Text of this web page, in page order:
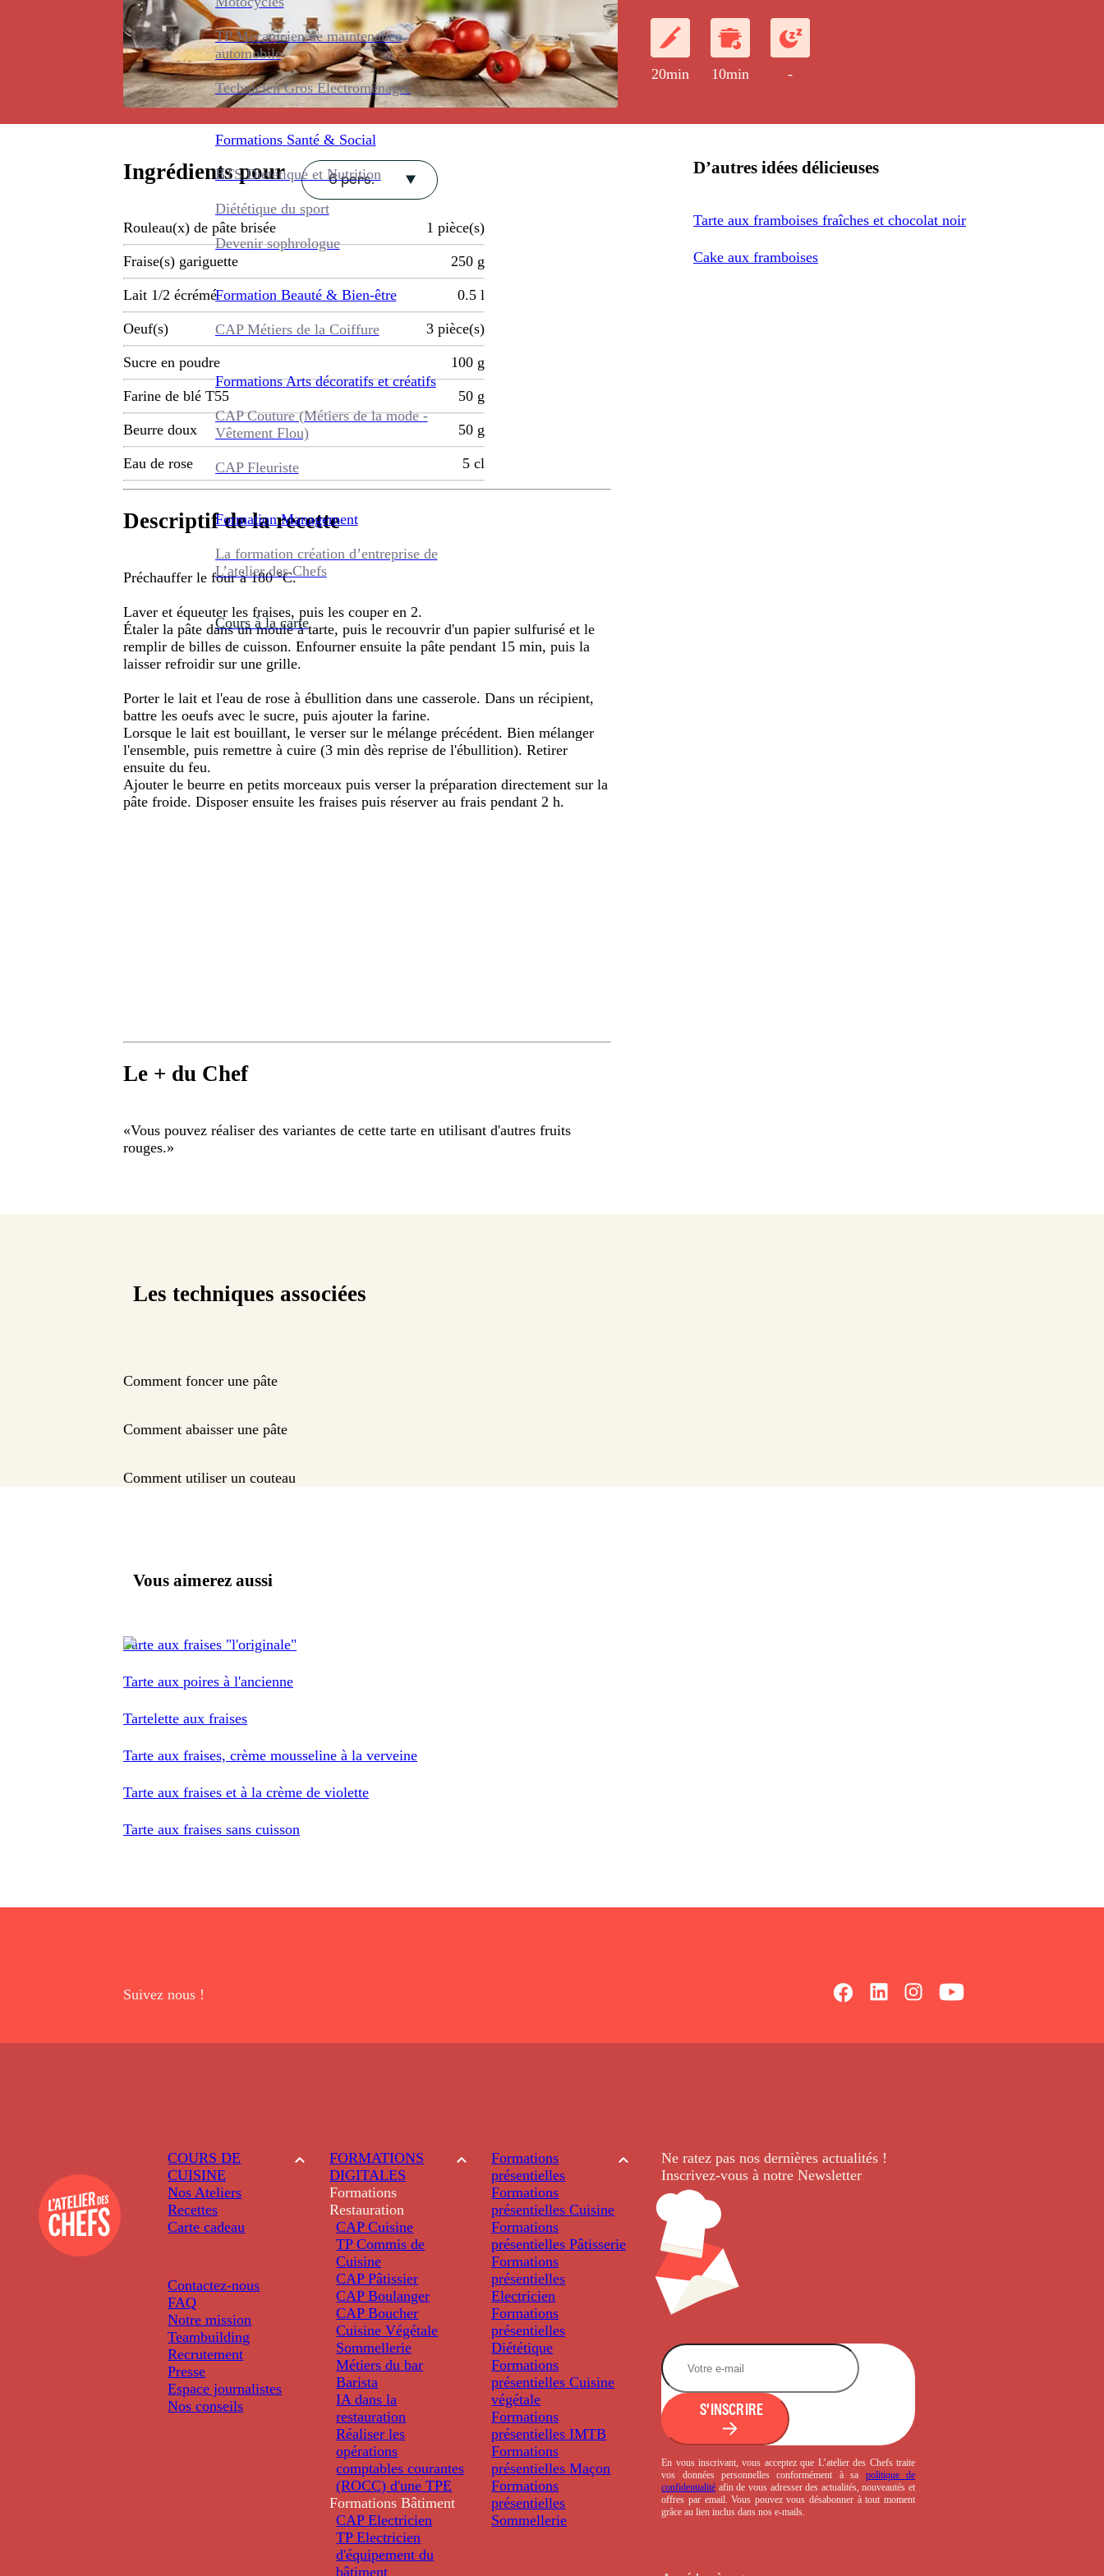
TP Mécanicien de maintenance
automobile
Technicien Gros Électroménager
Formations Santé & Social
BTS Diététique et Nutrition
Diététique du sport
Devenir sophrologue
Formation Beauté & Bien-être
CAP Métiers de la Coiffure
Formations Arts décoratifs et créatifs
CAP Couture (Métiers de la mode -
Vêtement Flou)
CAP Fleuriste
Formation Management
La formation création d’entreprise de
L’atelier des Chefs
Cours à la carte
20min 10min -
Ingrédients pour 6 pers.
Rouleau(x) de pâte brisée 1 pièce(s)
Fraise(s) gariguette 250 g
Lait 1/2 écrémé 0.5 l
Oeuf(s) 3 pièce(s)
Sucre en poudre 100 g
Farine de blé T55 50 g
Beurre doux 50 g
Eau de rose 5 cl
Descriptif de la recette
Préchauffer le four à 180 °C.
Laver et équeuter les fraises, puis les couper en 2.
Étaler la pâte dans un moule à tarte, puis le recouvrir d'un papier sulfurisé et le
remplir de billes de cuisson. Enfourner ensuite la pâte pendant 15 min, puis la
laisser refroidir sur une grille.
Porter le lait et l'eau de rose à ébullition dans une casserole. Dans un récipient,
battre les oeufs avec le sucre, puis ajouter la farine.
Lorsque le lait est bouillant, le verser sur le mélange précédent. Bien mélanger
l'ensemble, puis remettre à cuire (3 min dès reprise de l'ébullition). Retirer
ensuite du feu.
Ajouter le beurre en petits morceaux puis verser la préparation directement sur la
pâte froide. Disposer ensuite les fraises puis réserver au frais pendant 2 h.
Le + du Chef
«Vous pouvez réaliser des variantes de cette tarte en utilisant d'autres fruits
rouges.»
D’autres idées délicieuses
Tarte aux framboises fraîches et chocolat noir
Cake aux framboises
Les techniques associées
Comment foncer une pâte
Comment abaisser une pâte
Comment utiliser un couteau
Vous aimerez aussi
Tarte aux fraises "l'originale"
Tarte aux poires à l'ancienne
Tartelette aux fraises
Tarte aux fraises, crème mousseline à la verveine
Tarte aux fraises et à la crème de violette
Tarte aux fraises sans cuisson
Suivez nous !
COURS DE
CUISINE
Nos Ateliers
Recettes
Carte cadeau
Contactez-nous
FAQ
Notre mission
Teambuilding
Recrutement
Presse
Espace journalistes
Nos conseils
FORMATIONS
DIGITALES
Formations
Restauration
CAP Cuisine
TP Commis de
Cuisine
CAP Pâtissier
CAP Boulanger
CAP Boucher
Cuisine Végétale
Sommellerie
Métiers du bar
Barista
IA dans la
restauration
Réaliser les
opérations
comptables courantes
(ROCC) d'une TPE
Formations Bâtiment
CAP Electricien
TP Electricien
d'équipement du
bâtiment
Formations
présentielles
Formations
présentielles Cuisine
Formations
présentielles Pâtisserie
Formations
présentielles
Electricien
Formations
présentielles
Diététique
Formations
présentielles Cuisine
végétale
Formations
présentielles IMTB
Formations
présentielles Maçon
Formations
présentielles
Sommellerie
Ne ratez pas nos dernièresactualités !
Inscrivez-vous à notre Newsletter.
S'INSCRIRE
En vous inscrivant, vous acceptez que L’atelier des Chefs traite
vos données personnelles conformément à sa politique de
confidentialité afin de vous adresser des actualités, nouveautés et
offres par email. Vous pouvez vous désabonner à tout moment
grâce au lien inclus dans nos e-mails.